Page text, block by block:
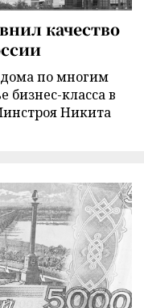
качество
по многим
бизнес-класса в
Никита